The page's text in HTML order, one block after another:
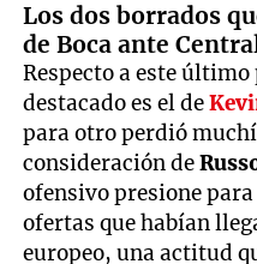
Los dos borrados
de Boca ante
Respecto a este
destacado es el de
para otro perdió
consideración de
ofensivo presione
ofertas que habían
europeo, una actitud